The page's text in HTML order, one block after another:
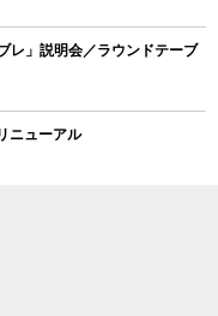
」説明会／ラウンドテーブ
ニューアル